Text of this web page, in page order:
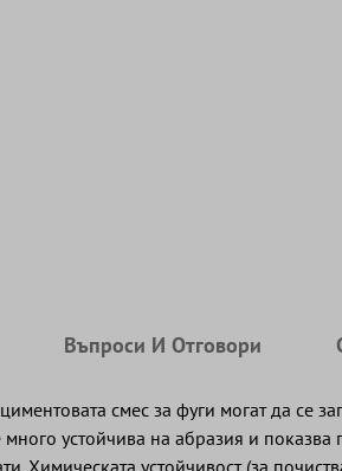
Въпроси И Отговори
смес за фуги могат да се
устойчива на абразия и